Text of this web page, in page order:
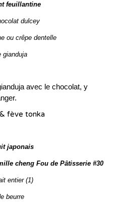
feuillantine
dulcey
ou crêpe dentelle
gianduja
avec le chocolat, y
japonais
cheng Fou de Pâtisserie #30
entier (1)
beurre